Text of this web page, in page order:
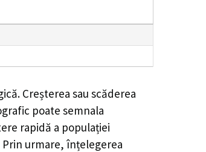
Creșterea sau scăderea
poate semnala
rapidă a populației
urmare, înțelegerea